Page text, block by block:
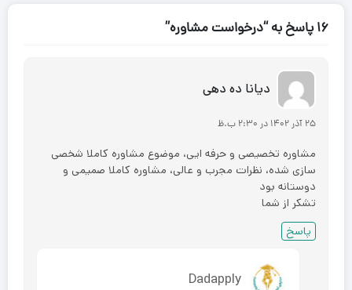
۱۶ پاسخ به “درخواست مشاوره”
دیانا ده دهی
۲۵ آذر ۱۴۰۲ در ۲:۳۰ ب.ظ
مشاوره تخصيصی و حرفه ایی، موضوع مشاوره کاملا شخصی
سازی شده، نظرات مجرب و عالی، مشاوره کاملا صمیمی و
دوستانه بود
تشکر از شما
پاسخ
Dadapply